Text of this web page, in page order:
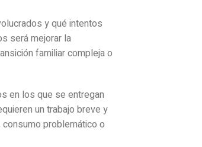
y qué intentos
será mejorar la
familiar compleja o
en los que se entregan
un trabajo breve y
problemático o